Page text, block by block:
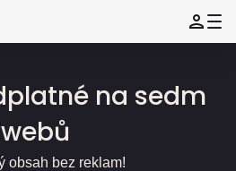
na sedm
webů
obsah bez reklam!